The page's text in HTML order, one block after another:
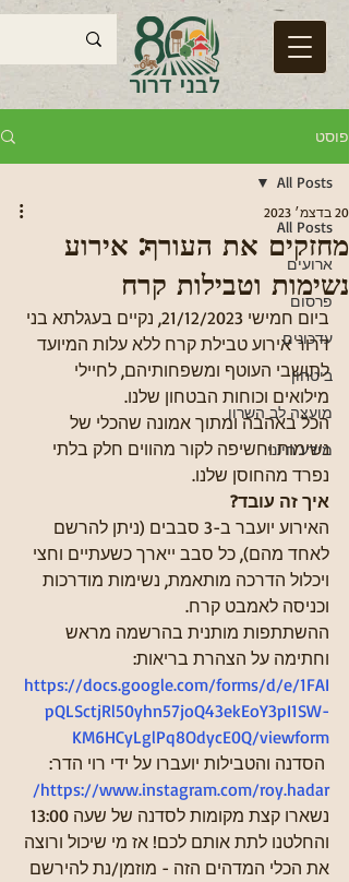
פוסט
All Posts
ארועים
פרסום
עדכונים
ביטחון
מועצה לב השרון
מידע חיוני
All Posts
מחזקים את העורף: אירוע
נשימות וטבילות קרח
20 בדצמ׳ 2023
ביום חמישי 21/12/2023, נקיים בעגלתא בני
דרור אירוע טבילת קרח ללא עלות המיועד
לתושבי העוטף ומשפחותיהם, לחיילי
מילואים וכוחות הבטחון שלנו.
הכל באהבה ומתוך אמונה שהכלי של
נשימות וחשיפה לקור מהווים חלק בלתי
נפרד מהחוסן שלנו.
איך זה עובד?
האירוע יועבר ב-3 סבבים (ניתן להרשם
לאחד מהם), כל סבב ייארך כשעתיים וחצי
ויכלול הדרכה מותאמת, נשימות מודרכות
וכניסה לאמבט קרח.
ההשתתפות מותנית בהרשמה מראש
וחתימה על הצהרת בריאות:
https://docs.google.com/forms/d/e/1FAI
pQLSctjRl50yhn57joQ43ekEoY3pI1SW-
KM6HCyLglPq8OdycE0Q/viewform
https://www.instagram.com/roy.hadar/
והחלטנו לתת אותם לכם! אז מי שיכול ורוצה
את הכלי המדהים הזה - מוזמן/נת להירשם